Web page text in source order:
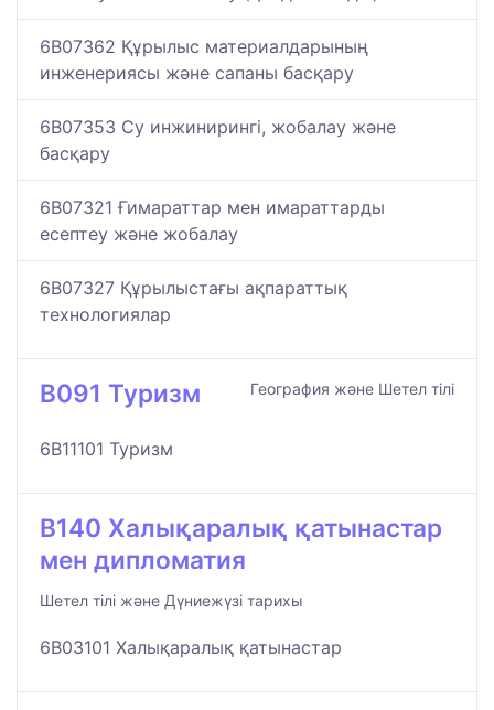
6B07362 Құрылыс материалдарының
инженериясы және сапаны басқару
6B07353 Су инжинирингі, жобалау және
басқару
6B07321 Ғимараттар мен имараттарды
есептеу және жобалау
6B07327 Құрылыстағы ақпараттық
технологиялар
B091 Туризм География және Шетел тілі
6B11101 Туризм
B140 Халықаралық қатынастар
мен дипломатия
Шетел тілі және Дүниежүзі тарихы
6B03101 Халықаралық қатынастар